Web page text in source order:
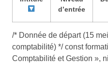
d’entrée
/* Donnée de départ (15
comptabilité) */ const
Comptabilité et Gestion »,